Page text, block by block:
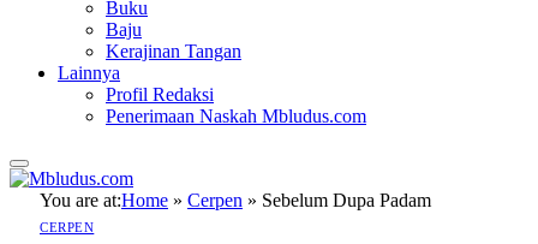
Buku
Baju
Kerajinan Tangan
Lainnya
Profil Redaksi
Penerimaan Naskah Mbludus.com
You are at:Home » Cerpen » Sebelum Dupa Padam
CERPEN